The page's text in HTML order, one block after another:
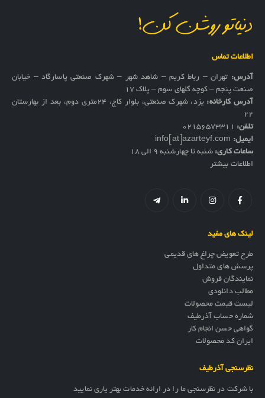
دنیاتو روشن کن!
اطلاعات تماس
آدرس: تهران – رباط کریم – شاهد شهر – شهرک صنعتی پاسارگاد – خیابان
صنعت پنجم – کوچه گلهای سوم – پلاک 17
آدرس کارخانه:
یزد، شهرک صنعتی، بلوار کاج، ۲۴متری دوم، بعد از بهارستان
۲۲
تلفن: 02156573311
ایمیل: info[at]azarteyf.com
ساعات کاری: شنبه تا چهارشنبه 9 الی 18
اطلاعات بیشتر
لینک های مفید
طرح تعویض چراغ های قدیمی
پرسش های متداول
نمایندگان فروش
مطالب دانلودی
لیست قیمت محصولات
شماره حساب آذرطیف
گواهی حسن انجام کار
ایران کد محصولات
نظرسنجی آذرطیف
با شرکت در نظرسنجی ما را در ارائه خدمات بهتر یاری نمایید